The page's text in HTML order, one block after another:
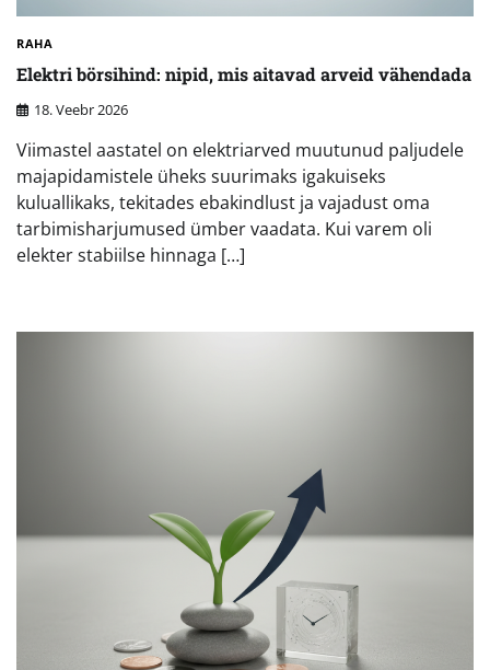
RAHA
Elektri börsihind: nipid, mis aitavad arveid vähendada
18. Veebr 2026
Viimastel aastatel on elektriarved muutunud paljudele
majapidamistele üheks suurimaks igakuiseks
kuluallikaks, tekitades ebakindlust ja vajadust oma
tarbimisharjumused ümber vaadata. Kui varem oli
elekter stabiilse hinnaga […]